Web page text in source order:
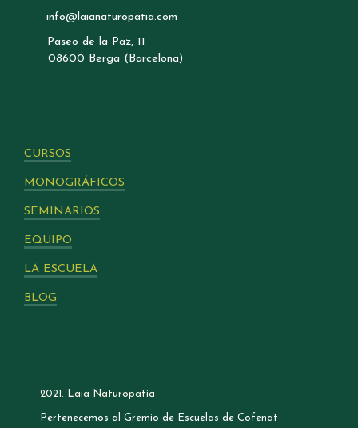
info@laianaturopatia.com
Paseo de la Paz, 11
08600 Berga (Barcelona)
CURSOS
MONOGRÁFICOS
SEMINARIOS
EQUIPO
LA ESCUELA
BLOG
2021. Laia Naturopatia
Pertenecemos al Gremio de Escuelas de Cofenat